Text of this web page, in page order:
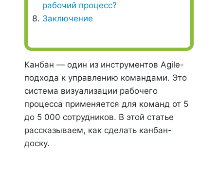
рабочий процесс?
Заключение
Канбан — один из инструментов Agile-
подхода к управлению командами. Это
система визуализации рабочего
процесса применяется для команд от 5
до 5 000 сотрудников. В этой статье
рассказываем, как сделать канбан-
доску.